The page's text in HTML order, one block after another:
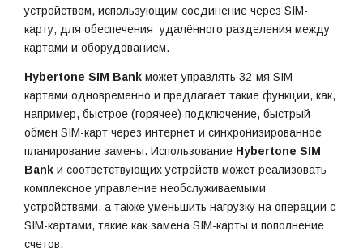
устройством, использующим соединение через SIM-
карту, для обеспечения удалённого разделения между
картами и оборудованием.
Hybertone SIM Bank может управлять 32-мя SIM-
картами одновременно и предлагает такие функции, как,
например, быстрое (горячее) подключение, быстрый
обмен SIM-карт через интернет и синхронизированное
планирование замены. Использование Hybertone SIM
Bank и соответствующих устройств может реализовать
комплексное управление необслуживаемыми
устройствами, а также уменьшить нагрузку на операции с
SIM-картами, такие как замена SIM-карты и пополнение
счетов.